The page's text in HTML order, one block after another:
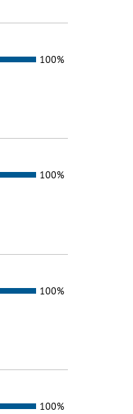
100%
100%
100%
100%